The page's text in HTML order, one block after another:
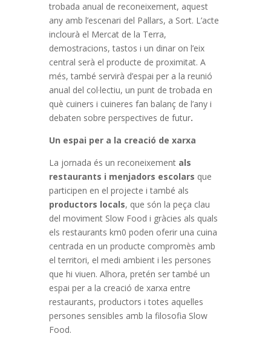
trobada anual de reconeixement, aquest
any amb l’escenari del Pallars, a Sort. L’acte
inclourà el Mercat de la Terra,
demostracions, tastos i un dinar on l’eix
central serà el producte de proximitat. A
més, també servirà d’espai per a la reunió
anual del col·lectiu, un punt de trobada en
què cuiners i cuineres fan balanç de l’any i
debaten sobre perspectives de futur.
Un espai per a la creació de xarxa
La jornada és un reconeixement als
restaurants i menjadors escolars que
participen en el projecte i també als
productors locals, que són la peça clau
del moviment Slow Food i gràcies als quals
els restaurants km0 poden oferir una cuina
centrada en un producte compromès amb
el territori, el medi ambient i les persones
que hi viuen. Alhora, pretén ser també un
espai per a la creació de xarxa entre
restaurants, productors i totes aquelles
persones sensibles amb la filosofia Slow
Food.